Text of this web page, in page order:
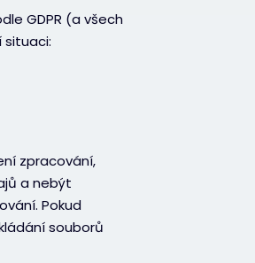
GDPR (a všech
zpracování,
a nebýt
Pokud
souborů